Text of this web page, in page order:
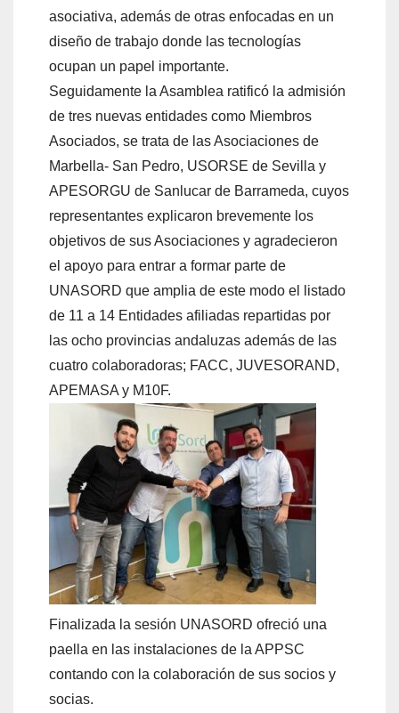
asociativa, además de otras enfocadas en un
diseño de trabajo donde las tecnologías
ocupan un papel importante.
Seguidamente la Asamblea ratificó la admisión
de tres nuevas entidades como Miembros
Asociados, se trata de las Asociaciones de
Marbella- San Pedro, USORSE de Sevilla y
APESORGU de Sanlucar de Barrameda, cuyos
representantes explicaron brevemente los
objetivos de sus Asociaciones y agradecieron
el apoyo para entrar a formar parte de
UNASORD que amplia de este modo el listado
de 11 a 14 Entidades afiliadas repartidas por
las ocho provincias andaluzas además de las
cuatro colaboradoras; FACC, JUVESORAND,
APEMASA y M10F.
Finalizada la sesión UNASORD ofreció una
paella en las instalaciones de la APPSC
contando con la colaboración de sus socios y
socias.